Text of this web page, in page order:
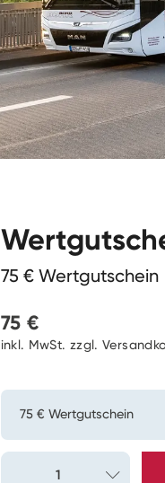
75 € Wertgutschein
75 €
inkl. MwSt. zzgl.
75 € Wertgutschein
Großes
BOHR feiert gleich
Jahre BOHR und 25
und lädt dazu alle